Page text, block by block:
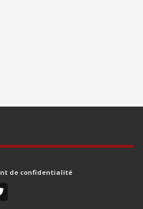
de confidentialité